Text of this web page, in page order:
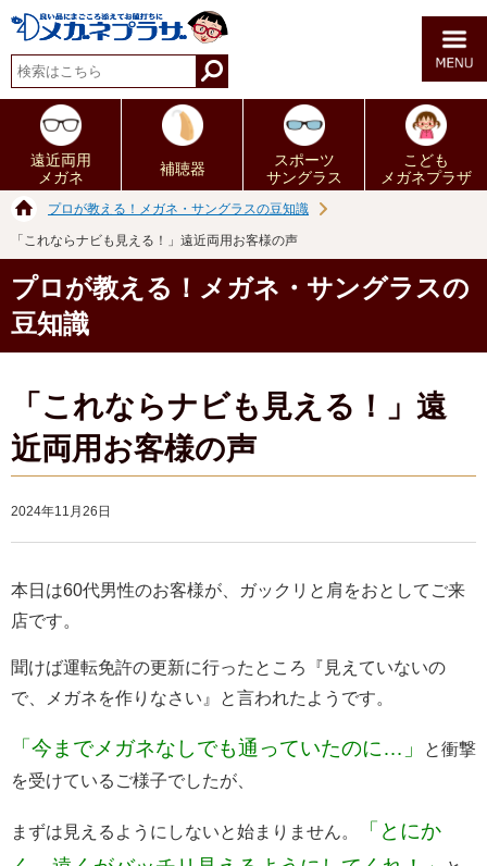
遠近両用
メガネ
補聴器
スポーツ
サングラス
こども
メガネプラザ
プロが教える！メガネ・サングラスの豆知識
「これならナビも見える！」遠近両用お客様の声
プロが教える！メガネ・サングラスの
豆知識
「これならナビも見える！」遠
近両用お客様の声
2024年11月26日
本日は60代男性のお客様が、ガックリと肩をおとしてご来
店です。
聞けば運転免許の更新に行ったところ『見えていないの
で、メガネを作りなさい』と言われたようです。
「今までメガネなしでも通っていたのに…」
と衝撃
を受けているご様子でしたが、
まずは見えるようにしないと始まりません。
「とにか